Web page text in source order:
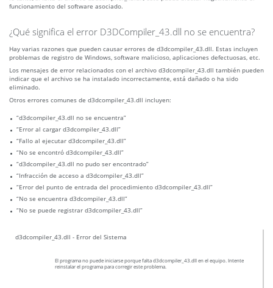
funcionamiento del software asociado.
¿Qué significa el error D3DCompiler_43.dll no se encuentra?
Hay varias razones que pueden causar errores de d3dcompiler_43.dll. Estas incluyen
problemas de registro de Windows, software malicioso, aplicaciones defectuosas, etc.
Los mensajes de error relacionados con el archivo d3dcompiler_43.dll también pueden
indicar que el archivo se ha instalado incorrectamente, está dañado o ha sido
eliminado.
Otros errores comunes de d3dcompiler_43.dll incluyen:
“d3dcompiler_43.dll no se encuentra”
“Error al cargar d3dcompiler_43.dll”
“Fallo al ejecutar d3dcompiler_43.dll”
“No se encontró d3dcompiler_43.dll”
“d3dcompiler_43.dll no pudo ser encontrado”
“Infracción de acceso a d3dcompiler_43.dll”
“Error del punto de entrada del procedimiento d3dcompiler_43.dll”
“No se encuentra d3dcompiler_43.dll”
“No se puede registrar d3dcompiler_43.dll”
d3dcompiler_43.dll - Error del Sistema
El programa no puede iniciarse porque falta d3dcompiler_43.dll en el equipo. Intente
reinstalar el programa para corregir este problema.